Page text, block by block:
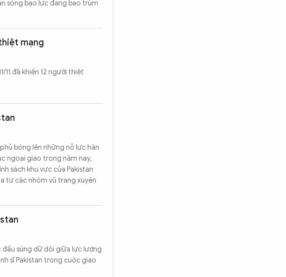
sóng bạo lực đang bao trùm
mạng
đã khiến 12 người thiệt
bóng lên những nỗ lực hàn
ngoại giao trong năm nay,
sách khu vực của Pakistan
từ các nhóm vũ trang xuyên
đấu súng dữ dội giữa lực lượng
sĩ Pakistan trong cuộc giao